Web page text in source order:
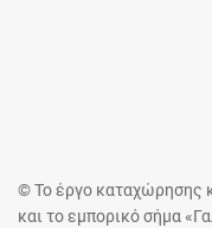
© Το έργο καταχώρησης
και το εμπορικό σήμα